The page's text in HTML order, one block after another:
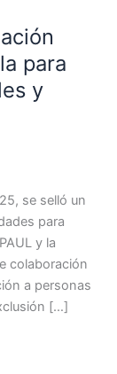
para
y
se selló un
para
y la
colaboración
a personas
[…]